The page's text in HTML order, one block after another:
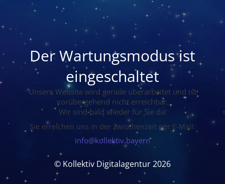
Der Wartungsmodus ist
eingeschaltet
Unsere Website wird gerade überarbeitet und ist
vorübergehend nicht erreichbar.
Wir sind bald wieder für Sie da!
Sie erreichen uns in der Zwischenzeit per E-Mail:
info@kollektiv.bayern
© Kollektiv Digitalagentur 2026